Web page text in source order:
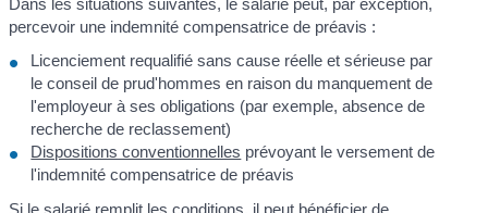
percevoir une indemnité compensatrice de préavis :
Licenciement requalifié sans cause réelle et sérieuse par
le conseil de prud'hommes en raison du manquement de
l'employeur à ses obligations (par exemple, absence de
recherche de reclassement)
Dispositions conventionnelles prévoyant le versement de
l'indemnité compensatrice de préavis